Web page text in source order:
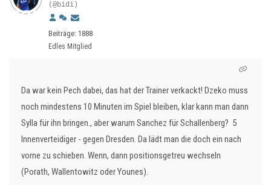
(@bidi)
Beiträge: 1888
Edles Mitglied
Da war kein Pech dabei, das hat der Trainer verkackt! Dzeko muss
noch mindestens 10 Minuten im Spiel bleiben, klar kann man dann
Sylla für ihn bringen., aber warum Sanchez für Schallenberg? 5
Innenverteidiger - gegen Dresden. Da lädt man die doch ein nach
vorne zu schieben. Wenn, dann positionsgetreu wechseln
(Porath, Wallentowitz oder Younes).